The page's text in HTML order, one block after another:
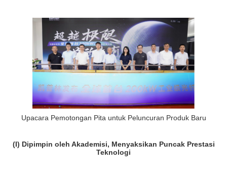
Upacara Pemotongan Pita untuk Peluncuran Produk Baru
(I) Dipimpin oleh Akademisi, Menyaksikan Puncak Prestasi
Teknologi